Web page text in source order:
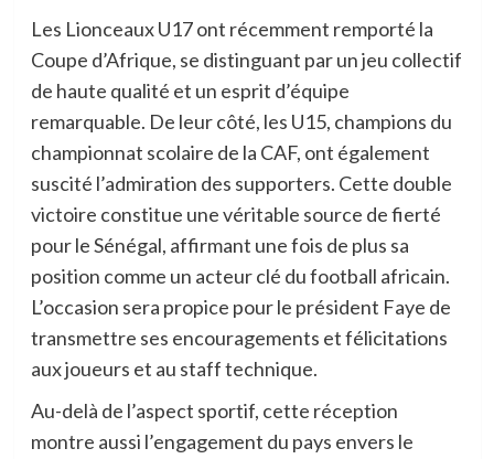
Les Lionceaux U17 ont récemment remporté la
Coupe d’Afrique, se distinguant par un jeu collectif
de haute qualité et un esprit d’équipe
remarquable. De leur côté, les U15, champions du
championnat scolaire de la CAF, ont également
suscité l’admiration des supporters. Cette double
victoire constitue une véritable source de fierté
pour le Sénégal, affirmant une fois de plus sa
position comme un acteur clé du football africain.
L’occasion sera propice pour le président Faye de
transmettre ses encouragements et félicitations
aux joueurs et au staff technique.
Au-delà de l’aspect sportif, cette réception
montre aussi l’engagement du pays envers le